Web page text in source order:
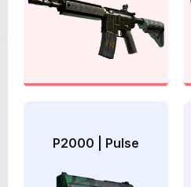
P2000 | Pulse